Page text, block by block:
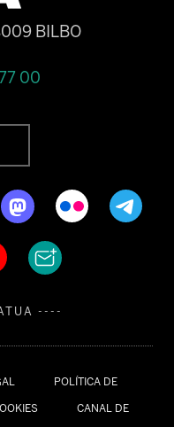
POLÍTICA DE
CANAL DE
BILBO
00
----